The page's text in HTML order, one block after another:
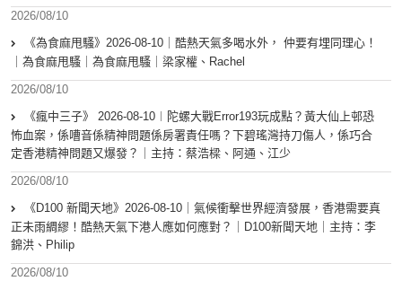
2026/08/10
《為食麻甩騷》2026-08-10｜酷熱天氣多喝水外， 仲要有埋同理心！
｜為食麻甩騷｜為食麻甩騷｜梁家權、Rachel
2026/08/10
《瘋中三子》 2026-08-10︱陀螺大戰Error193玩成點？黃大仙上邨恐
怖血案，係嘈音係精神問題係房署責任嗎？下碧瑤灣持刀傷人，係巧合
定香港精神問題又爆發？｜主持：蔡浩樑、阿通、江少
2026/08/10
《D100 新聞天地》2026-08-10｜氣候衝擊世界經濟發展，香港需要真
正未雨綢繆！酷熱天氣下港人應如何應對？｜D100新聞天地｜主持：李
錦洪、Philip
2026/08/10